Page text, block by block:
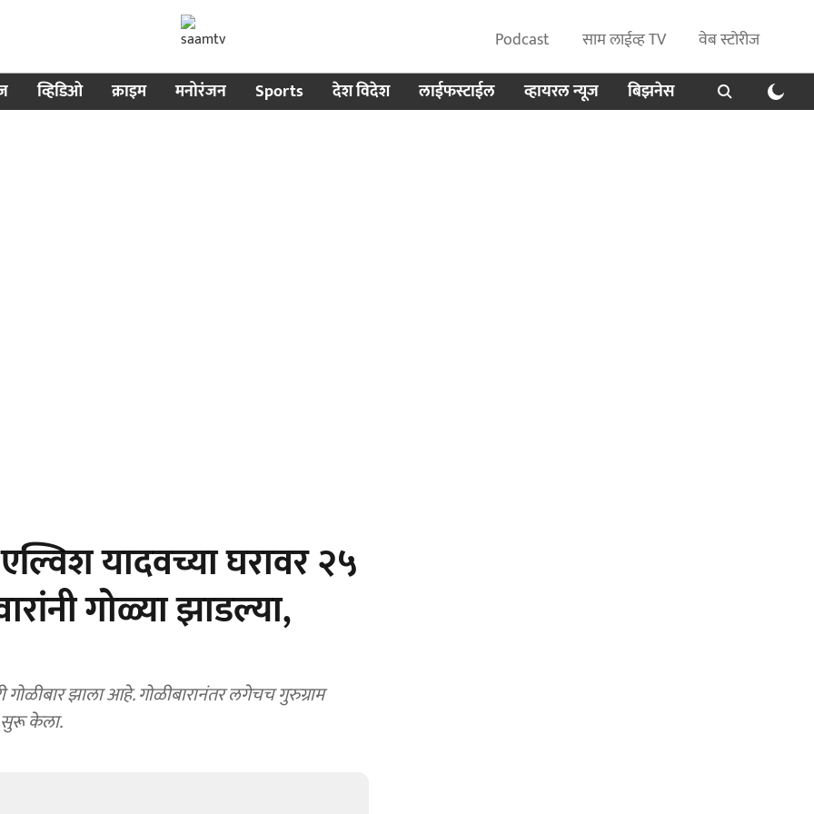
Podcast साम लाईव्ह TV
वेब स्टोरीज
व्हिडिओ क्राइम मनोरंजन Sports देश विदेश लाईफस्टाईल व्हायरल न्यूज बिझनेस
यादवच्या घरावर २५
गोळ्या झाडल्या,
गोळीबार झाला आहे. गोळीबारानंतर लगेचच गुरुग्राम
सुरू केला.